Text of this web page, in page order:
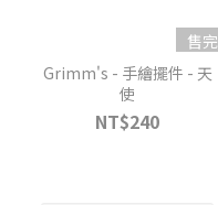
售完
Grimm's - 手繪擺件 - 天
使
NT$240